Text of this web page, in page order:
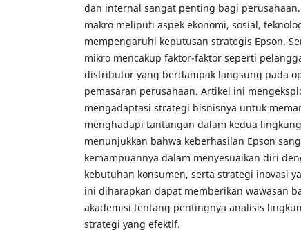
dan internal sangat penting bagi
makro meliputi aspek ekonomi, sosial,
mempengaruhi keputusan strategis Epson.
mikro mencakup faktor-faktor seperti
distributor yang berdampak langsung pada
pemasaran perusahaan. Artikel ini
mengadaptasi strategi bisnisnya untuk
menghadapi tantangan dalam kedua
menunjukkan bahwa keberhasilan Epson
kemampuannya dalam menyesuaikan diri
kebutuhan konsumen, serta strategi inovasi
ini diharapkan dapat memberikan wawasan
akademisi tentang pentingnya analisis
strategi yang efektif.